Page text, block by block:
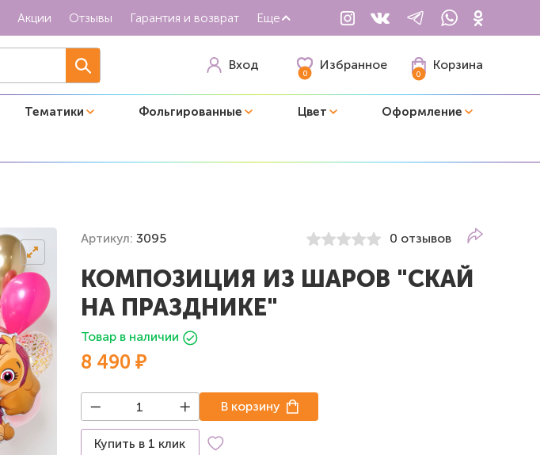
Акции Отзывы Гарантия и возврат Еще
Вход
0
Избранное
0
Корзина
Тематики Фольгированные Цвет Оформление
Артикул: 3095 0 отзывов
КОМПОЗИЦИЯ ИЗ ШАРОВ "СКАЙ
НА ПРАЗДНИКЕ"
Товар в наличии
8 490 ₽
Купить в 1 клик
В корзину